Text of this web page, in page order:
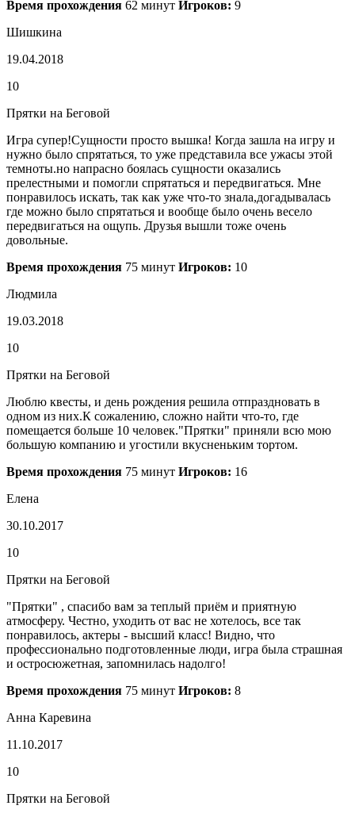
Время прохождения 62 минут Игроков: 9
Шишкина
19.04.2018
10
Прятки на Беговой
Игра супер!Сущности просто вышка! Когда зашла на игру и
нужно было спрятаться, то уже представила все ужасы этой
темноты.но напрасно боялась сущности оказались
прелестными и помогли спрятаться и передвигаться. Мне
понравилось искать, так как уже что-то знала,догадывалась
где можно было спрятаться и вообще было очень весело
передвигаться на ощупь. Друзья вышли тоже очень
довольные.
Время прохождения 75 минут Игроков: 10
Людмила
19.03.2018
10
Прятки на Беговой
Люблю квесты, и день рождения решила отпраздновать в
одном из них.К сожалению, сложно найти что-то, где
помещается больше 10 человек."Прятки" приняли всю мою
большую компанию и угостили вкусненьким тортом.
Время прохождения 75 минут Игроков: 16
Елена
30.10.2017
10
Прятки на Беговой
"Прятки" , спасибо вам за теплый приём и приятную
атмосферу. Честно, уходить от вас не хотелось, все так
понравилось, актеры - высший класс! Видно, что
профессионально подготовленные люди, игра была страшная
и остросюжетная, запомнилась надолго!
Время прохождения 75 минут Игроков: 8
Анна Каревина
11.10.2017
10
Прятки на Беговой